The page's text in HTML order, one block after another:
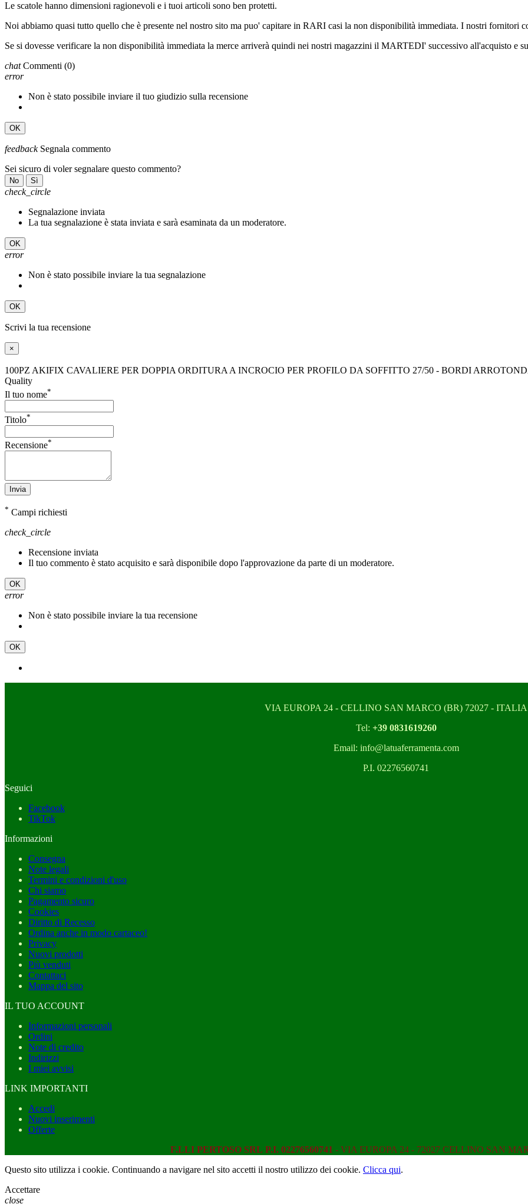
Le scatole hanno dimensioni ragionevoli e i tuoi articoli sono ben protetti.
Noi abbiamo quasi tutto quello che è presente nel nostro sito ma puo' capitare in RARI casi la non disponibilità immediata. I nostri fornitori
Se si dovesse verificare la non disponibilità immediata la merce arriverà quindi nei nostri magazzini il MARTEDI' successivo all'acquisto e
chat Commenti (0)
error
Non è stato possibile inviare il tuo giudizio sulla recensione
OK
feedback Segnala commento
Sei sicuro di voler segnalare questo commento?
No Sì
check_circle
Segnalazione inviata
La tua segnalazione è stata inviata e sarà esaminata da un moderatore.
OK
error
Non è stato possibile inviare la tua segnalazione
OK
Scrivi la tua recensione
×
100PZ AKIFIX CAVALIERE PER DOPPIA ORDITURA A INCROCIO PER PROFILO DA SOFFITTO 27/50 - BORDI
Quality
Il tuo nome*
Titolo*
Recensione*
Invia
* Campi richiesti
check_circle
Recensione inviata
Il tuo commento è stato acquisito e sarà disponibile dopo l'approvazione da parte di un moderatore.
OK
error
Non è stato possibile inviare la tua recensione
OK
VIA EUROPA 24 - CELLINO SAN MARCO (BR) 72027 - ITALIA
Tel: +39 0831619260
Email: info@latuaferramenta.com
P.I. 02276560741
Seguici
Facebook
TikTok
Informazioni
Consegna
Note legali
Termini e condizioni d'uso
Chi siamo
Pagamento sicuro
Cookies
Diritto di Recesso
Ordina anche in modo cartaceo!
Privacy
Nuovi prodotti
Più venduti
Contattaci
Mappa del sito
IL TUO ACCOUNT
Informazioni personali
Ordini
Note di credito
Indirizzi
I miei avvisi
LINK IMPORTANTI
Accedi
Nuovi inserimenti
Offerte
F.LLI PERTOSO SRL P.I. 02276560741 - VIA EUROPA 24 - 72027 CELLINO SAN
Questo sito utilizza i cookie. Continuando a navigare nel sito accetti il nostro utilizzo dei cookie. Clicca qui.
Accettare
close